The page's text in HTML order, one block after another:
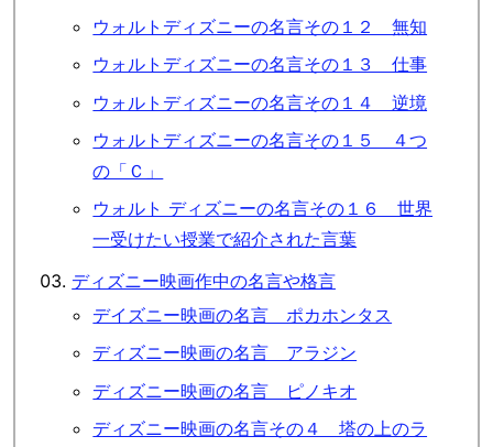
ウォルトディズニーの名言その１２ 無知
ウォルトディズニーの名言その１３ 仕事
ウォルトディズニーの名言その１４ 逆境
ウォルトディズニーの名言その１５ ４つ
の「Ｃ」
ウォルト ディズニーの名言その１６ 世界
一受けたい授業で紹介された言葉
ディズニー映画作中の名言や格言
デイズニー映画の名言 ポカホンタス
ディズニー映画の名言 アラジン
ディズニー映画の名言 ピノキオ
ディズニー映画の名言その４ 塔の上のラ